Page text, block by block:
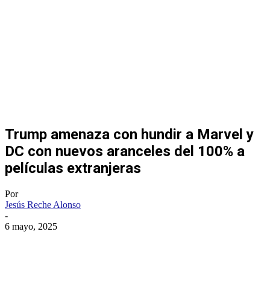
Trump amenaza con hundir a Marvel y
DC con nuevos aranceles del 100% a
películas extranjeras
Por
Jesús Reche Alonso
-
6 mayo, 2025